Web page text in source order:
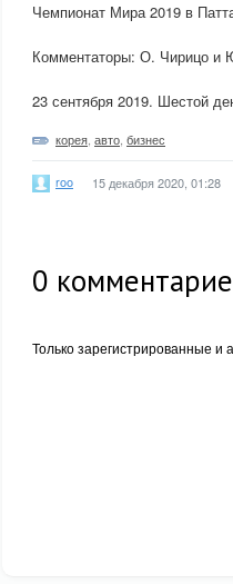
Чемпионат Мира 2019 в
Комментаторы: О. Чирицо и
23 сентября 2019. Шестой
корея авто бизнес
roo 15 декабря 2020, 01:28
0
Только зарегистрированные и